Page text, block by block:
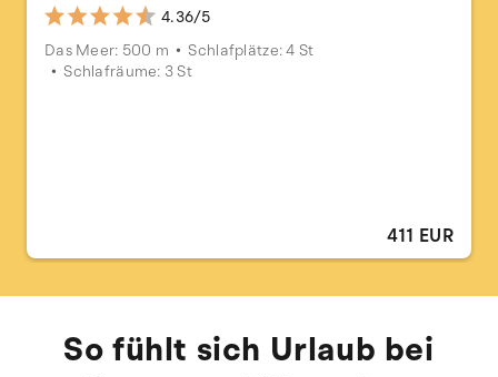
4.36/5
Das Meer: 500 m
Schlafplätze: 4 St
Schlafräume: 3 St
411 EUR
So fühlt sich Urlaub bei